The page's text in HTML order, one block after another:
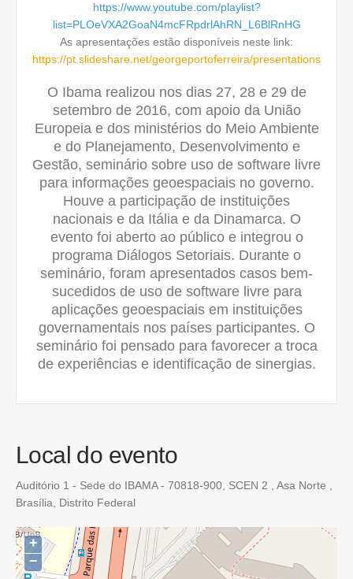
https://www.youtube.com/playlist?
list=PLOeVXA2GoaN4mcFRpdrlAhRN_L6BlRnHG
As apresentações estão disponíveis neste link:
https://pt.slideshare.net/georgeportoferreira/presentations
O Ibama realizou nos dias 27, 28 e 29 de
setembro de 2016, com apoio da União
Europeia e dos ministérios do Meio Ambiente
e do Planejamento, Desenvolvimento e
Gestão, seminário sobre uso de software livre
para informações geoespaciais no governo.
Houve a participação de instituições
nacionais e da Itália e da Dinamarca. O
evento foi aberto ao público e integrou o
programa Diálogos Setoriais. Durante o
seminário, foram apresentados casos bem-
sucedidos de uso de software livre para
aplicações geoespaciais em instituições
governamentais nos países participantes. O
seminário foi pensado para favorecer a troca
de experiências e identificação de sinergias.
Local do evento
Auditório 1 - Sede do IBAMA - 70818-900, SCEN 2 , Asa Norte ,
Brasília, Distrito Federal
+
−